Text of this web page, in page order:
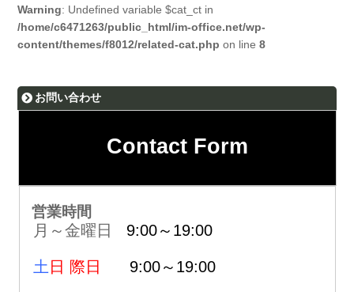
Warning: Undefined variable $cat_ct in
/home/c6471263/public_html/im-office.net/wp-
content/themes/f8012/related-cat.php on line8
お問い合わせ
Contact Form
営業時間
月～金曜日 9:00～19:00
土 日 際日 9:00～19:00